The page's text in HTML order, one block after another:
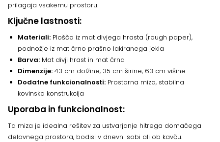
prilagaja vsakemu prostoru.
Ključne lastnosti:
Materiali: Plošča iz mat divjega hrasta (rough paper),
podnožje iz mat črno prašno lakiranega jekla
Barva: Mat divji hrast in mat črna
Dimenzije: 43 cm dolžine, 35 cm širine, 63 cm višine
Dodatne funkcionalnosti: Prostorna miza, stabilna
kovinska konstrukcija
Uporaba in funkcionalnost:
Ta miza je idealna rešitev za ustvarjanje hitrega domačega
delovnega prostora, bodisi v dnevni sobi ali ob kavču.